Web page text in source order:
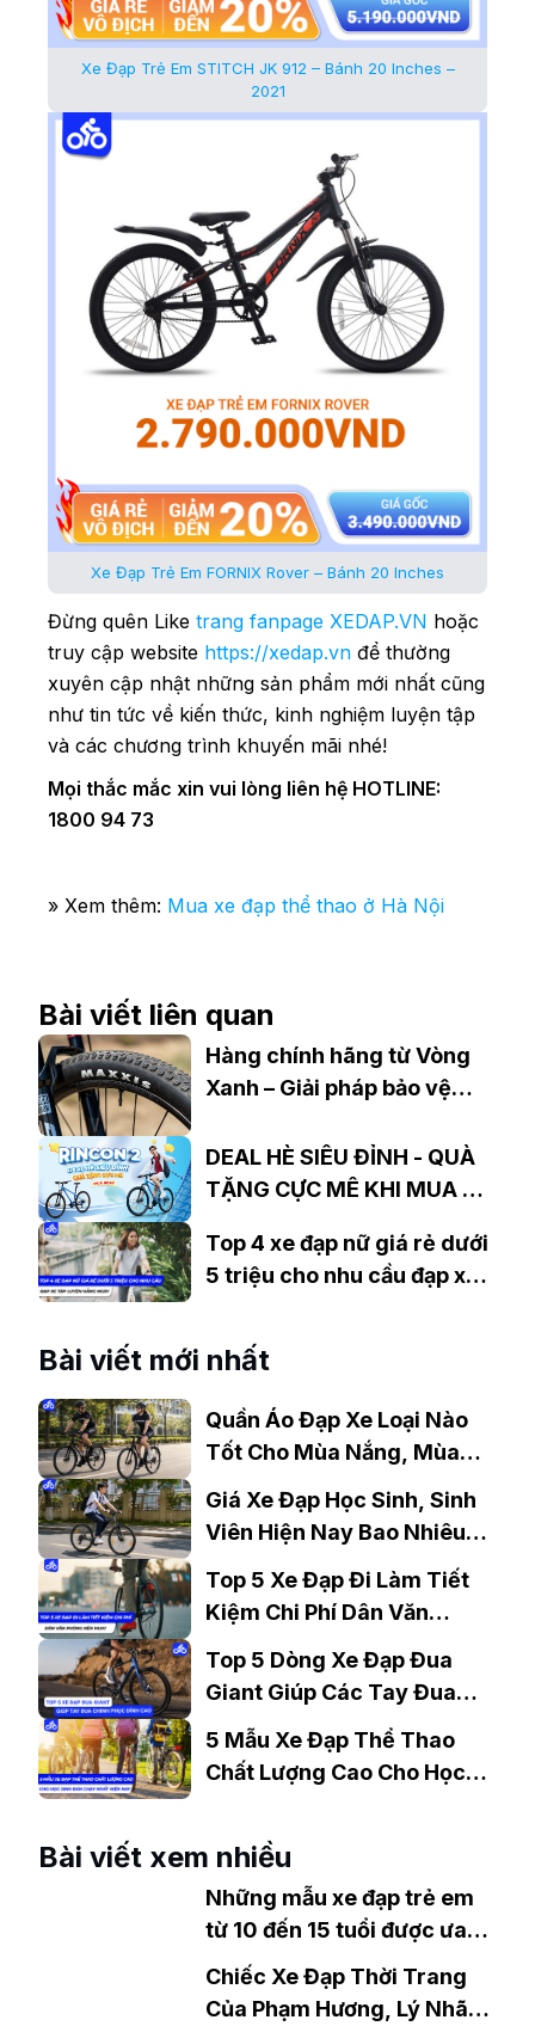
Xe Đạp Trẻ Em STITCH JK 912 – Bánh 20 Inches –
2021
Xe Đạp Trẻ Em FORNIX Rover – Bánh 20 Inches
Đừng quên Like trang fanpage XEDAP.VN hoặc
truy cập website https://xedap.vn để thường
xuyên cập nhật những sản phẩm mới nhất cũng
như tin tức về kiến thức, kinh nghiệm luyện tập
và các chương trình khuyến mãi nhé!
Mọi thắc mắc xin vui lòng liên hệ HOTLINE:
1800 94 73
» Xem thêm: Mua xe đạp thể thao ở Hà Nội
Bài viết liên quan
Hàng chính hãng từ Vòng
Xanh – Giải pháp bảo vệ
Maxxis giả, nhái
DEAL HÈ SIÊU ĐỈNH - QUÀ
TẶNG CỰC MÊ KHI MUA XE
RINCON 2
Top 4 xe đạp nữ giá rẻ dưới
5 triệu cho nhu cầu đạp xe
Bài viết mới nhất
Quần Áo Đạp Xe Loại Nào
Tốt Cho Mùa Nắng, Mùa
Giá Xe Đạp Học Sinh, Sinh
Viên Hiện Nay Bao Nhiêu?
Top 5 Xe Đạp Đi Làm Tiết
Kiệm Chi Phí Dân Văn
Top 5 Dòng Xe Đạp Đua
Giant Giúp Các Tay Đua
Chinh Phục Đỉnh Cao
5 Mẫu Xe Đạp Thể Thao
Chất Lượng Cao Cho Học
Bài viết xem nhiều
Những mẫu xe đạp trẻ em
từ 10 đến 15 tuổi được ưa
chuộng
Chiếc Xe Đạp Thời Trang
Của Phạm Hương, Lý Nhã